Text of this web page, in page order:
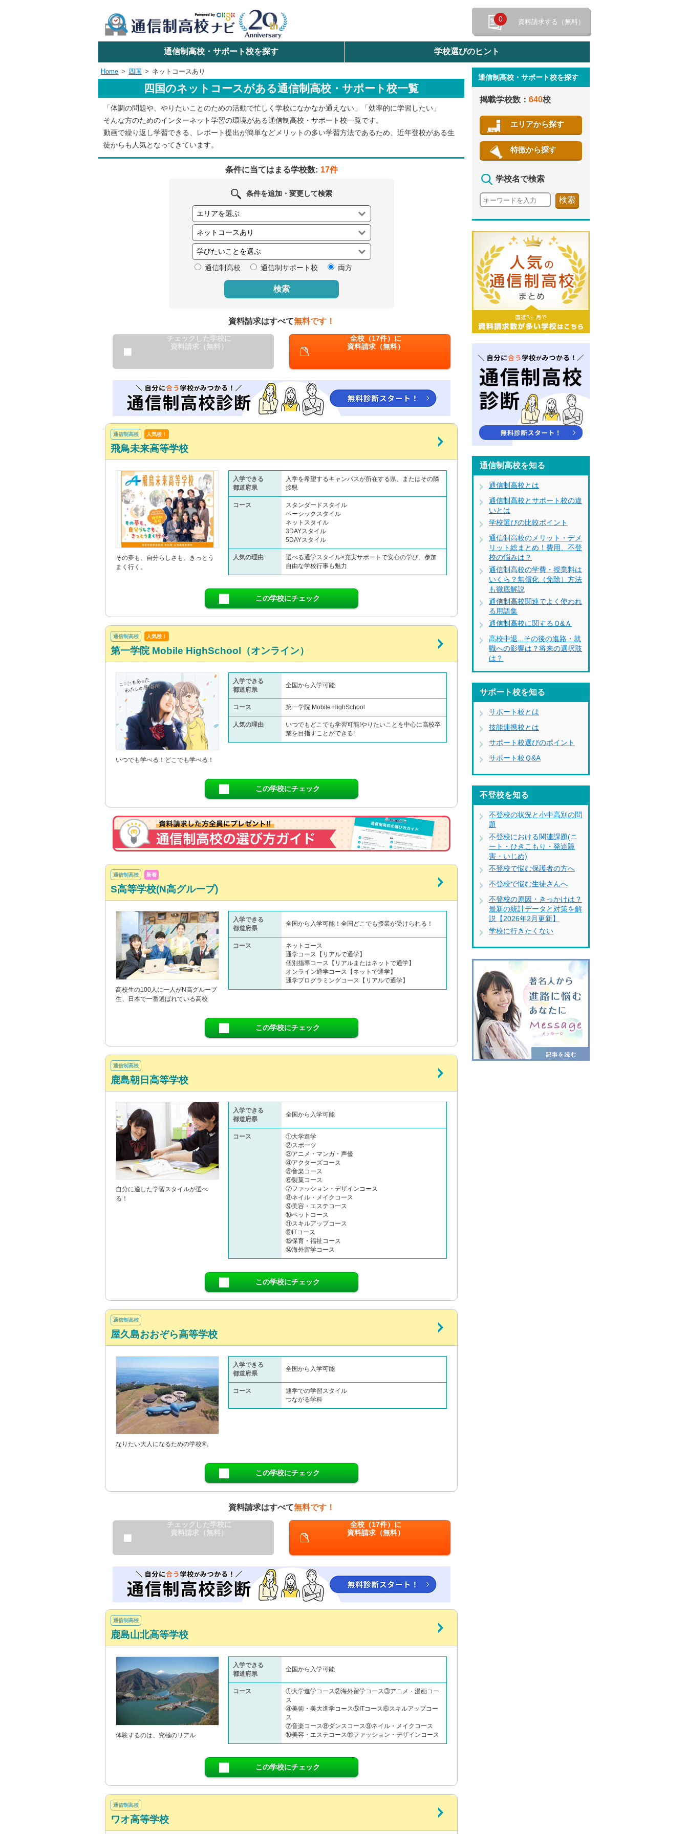
0 資料請求する（無料）
学校名で探す
検索
エリアから探す
エリアを選択して探す
関東 北海道・東北
東海 北陸・甲信越
九州・沖縄
閉じる
通信制高校・サポート校を探す 学校選びのヒント
Home 四国 ネットコースあり
四国のネットコースがある通信制高校・サポート校一覧
「体調の問題や、やりたいことのための活動で忙しく学校になかなか通えない」「効率的に学習したい」
そんな方のためのインターネット学習の環境がある通信制高校・サポート校一覧です。
動画で繰り返し学習できる、レポート提出が簡単などメリットの多い学習方法であるため、近年登校がある生
徒からも人気となってきています。
条件に当てはまる学校数: 17件
条件を追加・変更して検索
通信制高校 通信制サポート校 両方
検索
資料請求はすべて無料です！
チェックした学校に
資料請求（無料）
全校（17件）に
資料請求（無料）
通信制高校 人気校！
飛鳥未来高等学校
その夢も、自分らしさも、きっとう
まく行く。
入学できる
都道府県
入学を希望するキャンパスが所在する県、またはその隣
接県
コース
スタンダードスタイル
ベーシックスタイル
ネットスタイル
3DAYスタイル
5DAYスタイル
人気の理由
選べる通学スタイル×充実サポートで安心の学び。参加
自由な学校行事も魅力
この学校にチェック
通信制高校 人気校！
第一学院 Mobile HighSchool（オンライン）
いつでも学べる！どこでも学べる！
入学できる
都道府県
全国から入学可能
コース 第一学院 Mobile HighSchool
人気の理由
いつでもどこでも学習可能!やりたいことを中心に高校卒
業を目指すことができる!
この学校にチェック
通信制高校 新着
S高等学校(N高グループ)
高校生の100人に一人がN高グループ
生、日本で一番選ばれている高校
入学できる
都道府県
全国から入学可能！全国どこでも授業が受けられる！
コース
ネットコース
通学コース【リアルで通学】
個別指導コース【リアルまたはネットで通学】
オンライン通学コース【ネットで通学】
通学プログラミングコース【リアルで通学】
この学校にチェック
通信制高校
鹿島朝日高等学校
自分に適した学習スタイルが選べ
る！
入学できる
都道府県
全国から入学可能
コース
①大学進学
②スポーツ
③アニメ・マンガ・声優
④アクターズコース
⑤音楽コース
⑥製菓コース
⑦ファッション・デザインコース
⑧ネイル・メイクコース
⑨美容・エステコース
⑩ペットコース
⑪スキルアップコース
⑫ITコース
⑬保育・福祉コース
⑭海外留学コース
この学校にチェック
通信制高校
屋久島おおぞら高等学校
なりたい大人になるための学校®。
入学できる
都道府県
全国から入学可能
コース
通学での学習スタイル
つながる学科
この学校にチェック
資料請求はすべて無料です！
チェックした学校に
資料請求（無料）
全校（17件）に
資料請求（無料）
通信制高校
鹿島山北高等学校
体験するのは、究極のリアル
入学できる
都道府県
全国から入学可能
コース
①大学進学コース②海外留学コース③アニメ・漫画コー
ス
④美術・美大進学コース⑤ITコース⑥スキルアップコー
ス
⑦音楽コース⑧ダンスコース⑨ネイル・メイクコース
⑩美容・エステコース⑪ファッション・デザインコース
この学校にチェック
通信制高校
ワオ高等学校
通信制高校・サポート校を探す
掲載学校数： 640校
エリアから探す
特徴から探す
学校名で検索
通信制高校を知る
通信制高校とは
通信制高校とサポート校の違
いとは
学校選びの比較ポイント
通信制高校のメリット・デメ
リット総まとめ！費用、不登
校の悩みは？
通信制高校の学費・授業料は
いくら？無償化（免除）方法
も徹底解説
通信制高校関連でよく使われ
る用語集
通信制高校に関するＱ&Ａ
高校中退...その後の進路・就
職への影響は？将来の選択肢
は？
サポート校を知る
サポート校とは
技能連携校とは
サポート校選びのポイント
サポート校Ｑ&A
不登校を知る
不登校の状況と小中高別の問
題
不登校における関連課題(ニ
ート・ひきこもり・発達障
害・いじめ)
不登校で悩む保護者の方へ
不登校で悩む生徒さんへ
不登校の原因・きっかけは？
最新の統計データと対策を解
説【2026年2月更新】
学校に行きたくない